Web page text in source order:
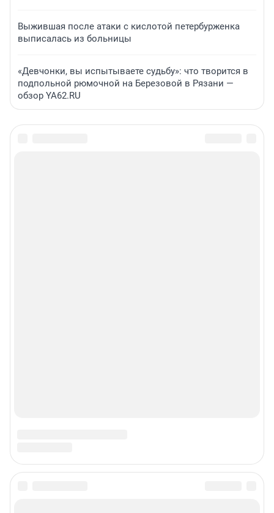
Выжившая после атаки с кислотой петербурженка
выписалась из больницы
«Девчонки, вы испытываете судьбу»: что творится в
подпольной рюмочной на Березовой в Рязани —
обзор YA62.RU